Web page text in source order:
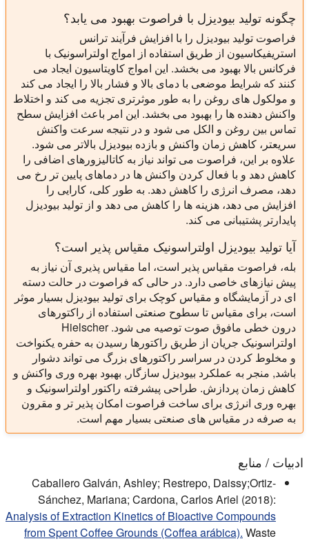
چگونه تولید بیودیزل با فراصوت بهبود می یابد؟
فراصوت تولید بیودیزل را با افزایش فرآیند ترانس
استریفیکاسیون از طریق استفاده از امواج اولتراسونیک با
فرکانس بالا بهبود می بخشد. این امواج کاویتاسیون ایجاد می
کنند که شرایط موضعی با دمای بالا و فشار بالا را ایجاد می کند
و مولکول های روغن را به طور موثرتری تجزیه می کند و اختلاط
واکنش دهنده ها را بهبود می بخشد. این امر باعث افزایش سطح
تماس بین روغن و الکل می شود و در نتیجه سرعت واکنش
سریعتر، کاهش زمان واکنش و بازده بیودیزل بالاتر می شود.
علاوه بر این، فراصوت می تواند نیاز به کاتالیزورهای اضافی را
کاهش دهد و با فعال کردن واکنش ها در دماهای پایین تر رخ می
دهد، مصرف انرژی را کاهش دهد. به طور کلی، کارایی را
افزایش می دهد، هزینه ها را کاهش می دهد و از تولید بیودیزل
پایدارتر پشتیبانی می کند.
آیا تولید بیودیزل اولتراسونیک مقیاس پذیر است؟
بله، فراصوت مقیاس پذیر است، اما مقیاس پذیری آن نیاز به
پیش نیازهای خاصی دارد. در حالی که فراصوت در حالت دسته
ای در آزمایشگاه و مقیاس کوچک برای تولید بیودیزل بسیار موثر
است، برای مقیاس تا سطوح صنعتی استفاده از راکتورهای
درون خطی مافوق صوت توصیه می شود. Hielscher
اولتراسونیک جریان از طریق راکتورها رسیدن به حفره یکنواخت
و مخلوط کردن در سراسر راکتورهای بزرگ می تواند دشوار
باشد, منجر به عملکرد بیودیزل سازگار, بهبود بهره وری واکنش و
کاهش زمان پردازش. طراحی پیشرفته راکتور اولتراسونیک و
بهره وری انرژی برای ساخت فراصوت امکان پذیر تر و مقرون
به صرفه در مقیاس های صنعتی بسیار مهم است.
ادبیات / منابع
Caballero Galván, Ashley; Restrepo, Daissy;Ortiz-
Sánchez, Mariana; Cardona, Carlos Ariel (2018):
Analysis of Extraction Kinetics of Bioactive Compounds
from Spent Coffee Grounds (Coffea arábica). Waste